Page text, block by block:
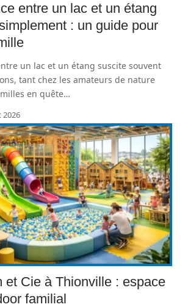
entre un lac et un étang
: un guide pour
un lac et un étang suscite souvent
tant chez les amateurs de nature
en quête…
2026
et Cie à Thionville : espace
familial